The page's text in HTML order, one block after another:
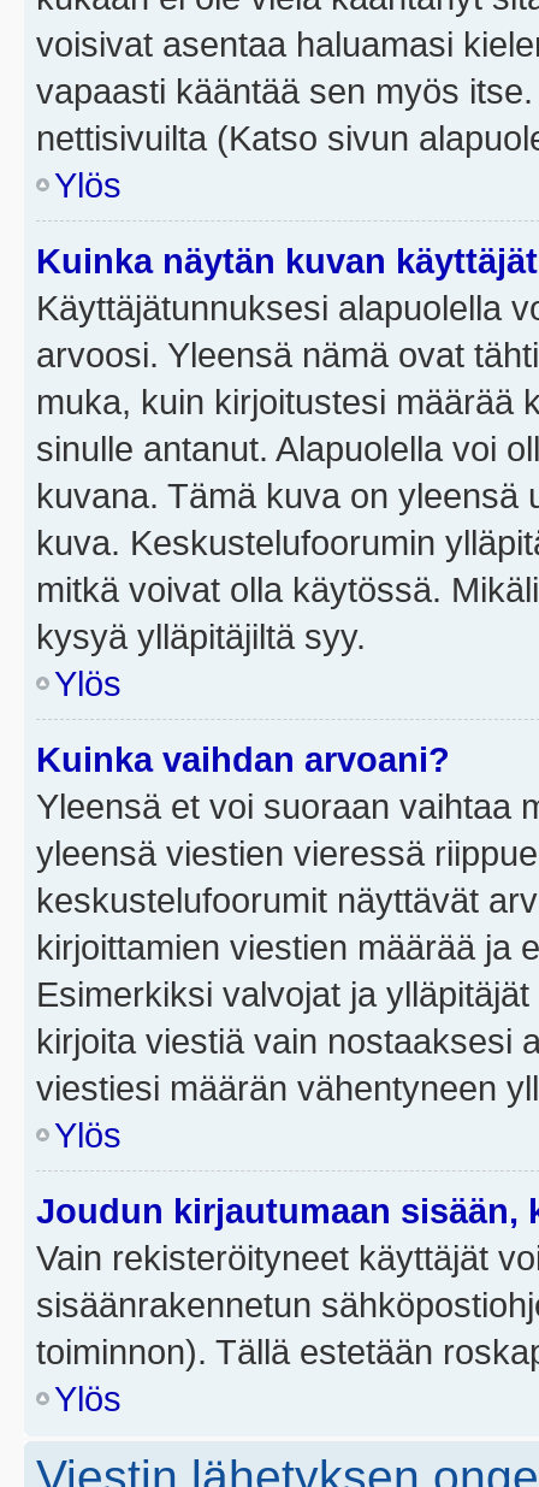
voisivat asentaa haluamasi
vapaasti kääntää sen myös
nettisivuilta (Katso sivun
Ylös
Kuinka näytän kuvan
Käyttäjätunnuksesi alapuolella
arvoosi. Yleensä nämä ovat
muka, kuin kirjoitustesi määrää
sinulle antanut. Alapuolella voi
kuvana. Tämä kuva on yleensä
kuva. Keskustelufoorumin
mitkä voivat olla käytössä.
kysyä ylläpitäjiltä syy.
Ylös
Kuinka vaihdan arvoani?
Yleensä et voi suoraan vaihtaa
yleensä viestien vieressä
keskustelufoorumit näyttävät
kirjoittamien viestien määrää ja
Esimerkiksi valvojat ja
kirjoita viestiä vain nostaaksesi
viestiesi määrän vähentyneen
Ylös
Joudun kirjautumaan sisään,
Vain rekisteröityneet käyttäjät
sisäänrakennetun
toiminnon). Tällä estetään
Ylös